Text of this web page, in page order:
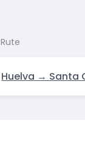
Rute
Huelva → Santa